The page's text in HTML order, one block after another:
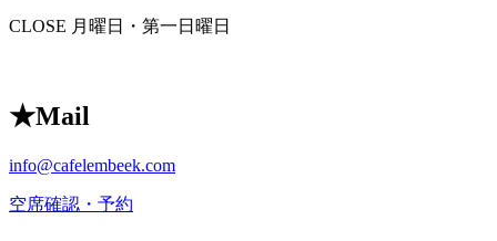
CLOSE 月曜日・第一日曜日
★Mail
info@cafelembeek.com
空席確認・予約